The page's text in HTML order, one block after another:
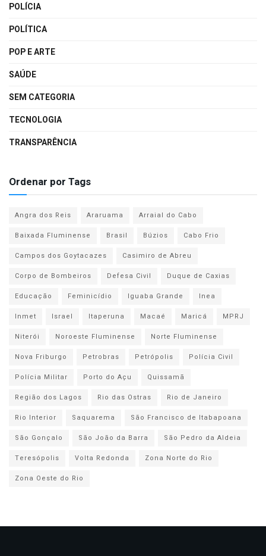
POLÍCIA
POLÍTICA
POP E ARTE
SAÚDE
SEM CATEGORIA
TECNOLOGIA
TRANSPARÊNCIA
Ordenar por Tags
Angra dos Reis Araruama
Arraial do Cabo
Baixada Fluminense
Brasil Búzios
Cabo Frio
Campos dos Goytacazes
Casimiro de Abreu
Corpo de Bombeiros
Defesa Civil
Duque de Caxias
Educação
Feminicídio Iguaba Grande
Inea
Inmet
Israel Itaperuna Macaé Maricá
MPRJ
Niterói
Noroeste Fluminense
Norte Fluminense
Nova Friburgo
Petrobras Petrópolis
Polícia Civil
Polícia Militar
Porto do Açu
Quissamã
Região dos Lagos
Rio das Ostras
Rio de Janeiro
Rio Interior
Saquarema
São Francisco de Itabapoana
São Gonçalo
São João da Barra
São Pedro da Aldeia
Teresópolis
Volta Redonda
Zona Norte do Rio
Zona Oeste do Rio